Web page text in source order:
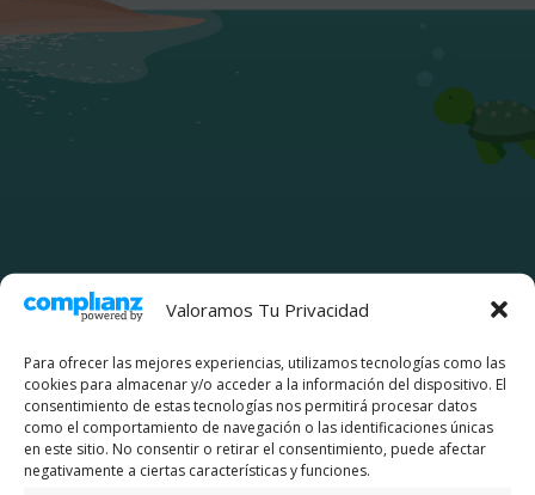
Valoramos Tu Privacidad
Para ofrecer las mejores experiencias, utilizamos tecnologías como las
cookies para almacenar y/o acceder a la información del dispositivo. El
consentimiento de estas tecnologías nos permitirá procesar datos
como el comportamiento de navegación o las identificaciones únicas
en este sitio. No consentir o retirar el consentimiento, puede afectar
negativamente a ciertas características y funciones.
Noticias
Plazo de inscripción Curso
2023-2024